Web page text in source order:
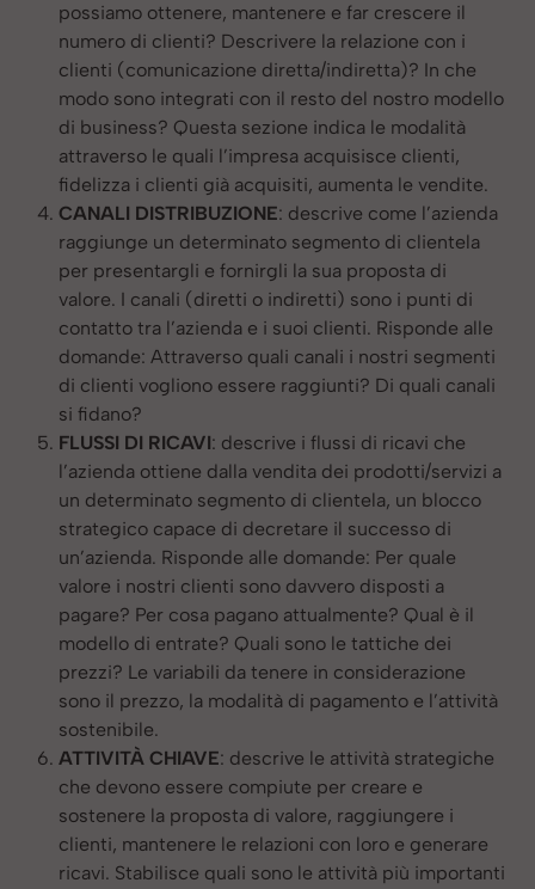
possiamo ottenere, mantenere e far crescere il
numero di clienti? Descrivere la relazione con i
clienti (comunicazione diretta/indiretta)? In che
modo sono integrati con il resto del nostro modello
di business? Questa sezione indica le modalità
attraverso le quali l’impresa acquisisce clienti,
fidelizza i clienti già acquisiti, aumenta le vendite.
CANALI DISTRIBUZIONE: descrive come l’azienda
raggiunge un determinato segmento di clientela
per presentargli e fornirgli la sua proposta di
valore. I canali (diretti o indiretti) sono i punti di
contatto tra l’azienda e i suoi clienti. Risponde alle
domande: Attraverso quali canali i nostri segmenti
di clienti vogliono essere raggiunti? Di quali canali
si fidano?
FLUSSI DI RICAVI: descrive i flussi di ricavi che
l’azienda ottiene dalla vendita dei prodotti/servizi a
un determinato segmento di clientela, un blocco
strategico capace di decretare il successo di
un’azienda. Risponde alle domande: Per quale
valore i nostri clienti sono davvero disposti a
pagare? Per cosa pagano attualmente? Qual è il
modello di entrate? Quali sono le tattiche dei
prezzi? Le variabili da tenere in considerazione
sono il prezzo, la modalità di pagamento e l’attività
sostenibile.
ATTIVITÀ CHIAVE: descrive le attività strategiche
che devono essere compiute per creare e
sostenere la proposta di valore, raggiungere i
clienti, mantenere le relazioni con loro e generare
ricavi. Stabilisce quali sono le attività più importanti